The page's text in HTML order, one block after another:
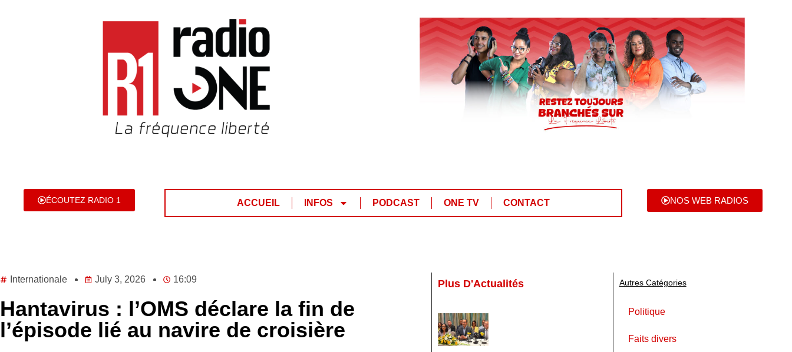
ÉCOUTEZ RADIO 1 ACCUEIL INFOS PODCAST ONE TV CONTACT NOS WEB RADIOS
Internationale July 3, 2026 16:09
Hantavirus : l’OMS déclare la fin de
l’épisode lié au navire de croisière
Plus D'Actualités Autres Catégories
Politique
Faits divers